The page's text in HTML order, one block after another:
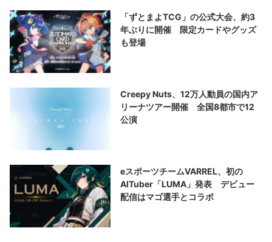
「ずとまよTCG」の公式大会、約3
年ぶりに開催 限定カードやグッズ
も登場
Creepy Nuts、12万人動員の国内ア
リーナツアー開催 全国8都市で12
公演
eスポーツチームVARREL、初の
AITuber「LUMA」発表 デビュー
配信はマゴ選手とコラボ